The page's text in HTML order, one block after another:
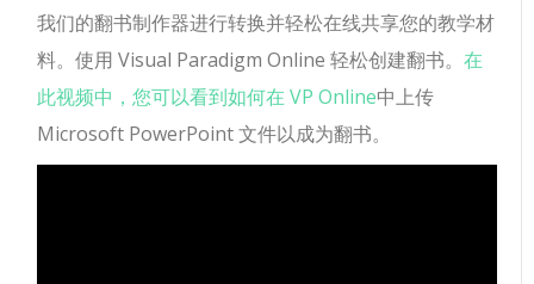
我们的翻书制作器进行转换并轻松在线共享您的教学材
料。使用 Visual Paradigm Online 轻松创建翻书。在
此视频中，您可以看到如何在 VP Online中上传
Microsoft PowerPoint 文件以成为翻书。